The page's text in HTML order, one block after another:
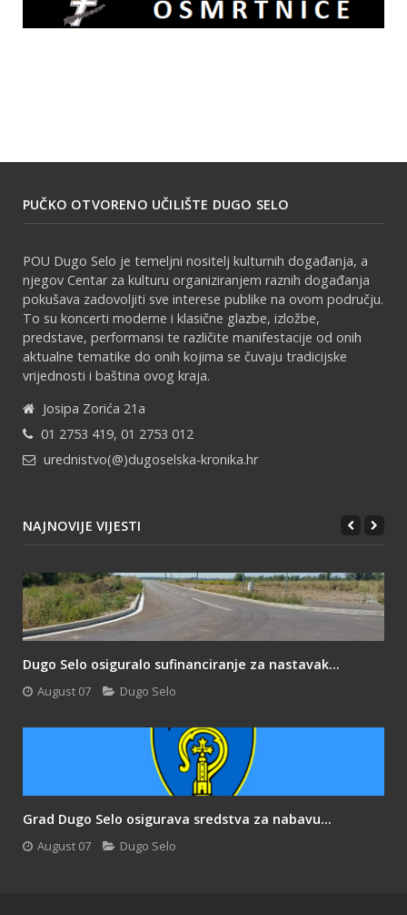
PUČKO OTVORENO UČILIŠTE DUGO SELO
POU Dugo Selo je temeljni nositelj kulturnih događanja, a
njegov Centar za kulturu organiziranjem raznih događanja
pokušava zadovoljiti sve interese publike na ovom području.
To su koncerti moderne i klasične glazbe, izložbe,
predstave, performansi te različite manifestacije od onih
aktualne tematike do onih kojima se čuvaju tradicijske
vrijednosti i baština ovog kraja.
Josipa Zorića 21a
01 2753 419, 01 2753 012
urednistvo(@)dugoselska-kronika.hr
NAJNOVIJE VIJESTI
Dugo Selo osiguralo sufinanciranje za nastavak...
August 07 Dugo Selo
Grad Dugo Selo osigurava sredstva za nabavu...
August 07 Dugo Selo